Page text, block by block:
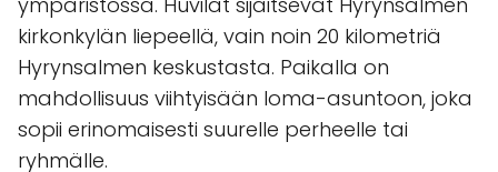
kirkonkylän liepeellä, vain noin 20 kilometriä
Hyrynsalmen keskustasta. Paikalla on
mahdollisuus viihtyisään loma-asuntoon, joka
sopii erinomaisesti suurelle perheelle tai
ryhmälle.